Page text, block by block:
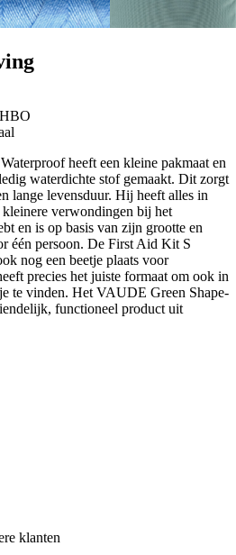
heeft een kleine pakmaat en
waterdichte stof gemaakt. Dit zorgt
lange levensduur. Hij heeft alles in
verwondingen bij het
en is op basis van zijn grootte en
één persoon. De First Aid Kit S
nog een beetje plaats voor
precies het juiste formaat om ook in
te vinden. Het VAUDE Green Shape-
functioneel product uit
klanten